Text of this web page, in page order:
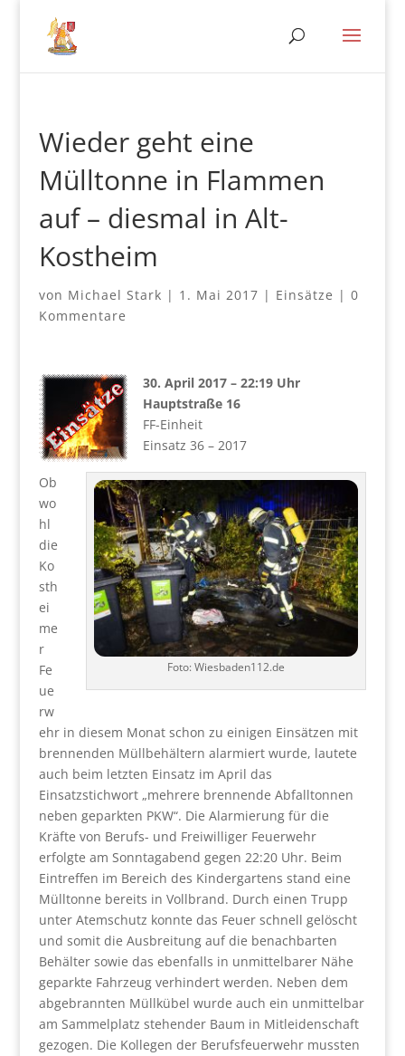
Wieder geht eine
Mülltonne in Flammen
auf – diesmal in Alt-
Kostheim
von Michael Stark | 1. Mai 2017 | Einsätze | 0
Kommentare
30. April 2017 – 22:19 Uhr
Hauptstraße 16
FF-Einheit
Einsatz 36 – 2017
Foto: Wiesbaden112.de
Ob
wo
hl
die
Ko
sth
ei
me
r
Fe
ue
rw
ehr in diesem Monat schon zu einigen Einsätzen mit
brennenden Müllbehältern alarmiert wurde, lautete
auch beim letzten Einsatz im April das
Einsatzstichwort „mehrere brennende Abfalltonnen
neben geparkten PKW“. Die Alarmierung für die
Kräfte von Berufs- und Freiwilliger Feuerwehr
erfolgte am Sonntagabend gegen 22:20 Uhr. Beim
Eintreffen im Bereich des Kindergartens stand eine
Mülltonne bereits in Vollbrand. Durch einen Trupp
unter Atemschutz konnte das Feuer schnell gelöscht
und somit die Ausbreitung auf die benachbarten
Behälter sowie das ebenfalls in unmittelbarer Nähe
geparkte Fahrzeug verhindert werden. Neben dem
abgebrannten Müllkübel wurde auch ein unmittelbar
am Sammelplatz stehender Baum in Mitleidenschaft
gezogen. Die Kollegen der Berufsfeuerwehr mussten